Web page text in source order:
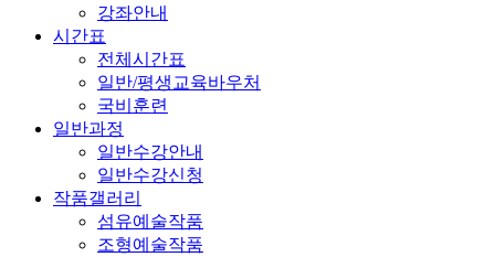
강좌안내
시간표
전체시간표
일반/평생교육바우처
국비훈련
일반과정
일반수강안내
일반수강신청
작품갤러리
섬유예술작품
조형예술작품